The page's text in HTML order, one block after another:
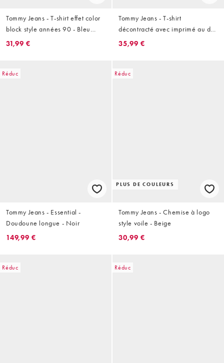
Tommy Jeans - T-shirt effet color
block style années 90 - Bleu
marine
31,99 €
Tommy Jeans - T-shirt
décontracté avec imprimé au dos
- Noir
35,99 €
Réduc
Tommy Jeans - Essential -
Doudoune longue - Noir
149,99 €
Réduc
PLUS DE COULEURS
Tommy Jeans - Chemise à logo
style voile - Beige
30,99 €
Réduc Réduc